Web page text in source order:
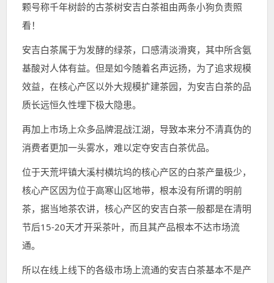
颗号称千年树龄的古茶树安吉白茶祖由两条小狗负责照
看！
安吉白茶属于为发酵的绿茶，口感清淡滑爽，其中所含氨
基酸对人体有益。但是如今随着名声远扬，为了追求规模
效益，在核心产区以外大规模扩建茶园，为安吉白茶的品
质长远恒久性埋下极大隐患。
再加上市场上众多品牌混战江湖，导致本来分不清真伪的
消费者更加一头雾水，难以定夺安吉白茶优品。
位于天荒坪镇大溪村横坑坞的核心产区的白茶产量极少，
核心产区因为位于高寒山区地带，根本没有所谓的明前
茶，据当地茶农讲，核心产区的安吉白茶一般都是在清明
节后15-20天才开采茶叶，而且其产品根本不达市场流
通。
所以在线上线下的各级市场上流通的安吉白茶基本不是产